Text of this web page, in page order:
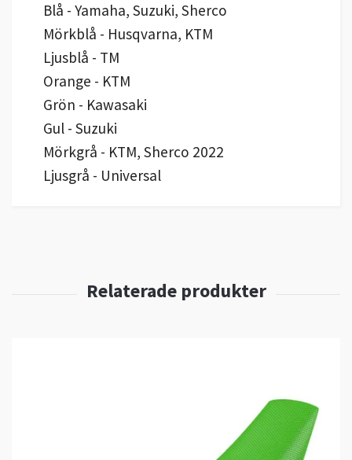
Blå - Yamaha, Suzuki, Sherco
Mörkblå - Husqvarna, KTM
Ljusblå - TM
Orange - KTM
Grön - Kawasaki
Gul - Suzuki
Mörkgrå - KTM, Sherco 2022
Ljusgrå - Universal